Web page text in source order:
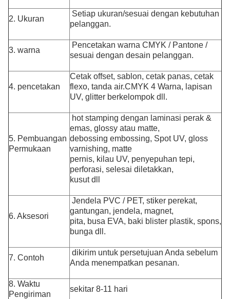
2. Ukuran
Setiap ukuran/sesuai dengan kebutuhan
pelanggan.
3. warna
Pencetakan warna CMYK / Pantone /
sesuai dengan desain pelanggan.
4. pencetakan
Cetak offset, sablon, cetak panas, cetak
flexo, tanda air.CMYK 4 Warna, lapisan
UV, glitter berkelompok dll.
5. Pembuangan
Permukaan
hot stamping dengan laminasi perak &
emas, glossy atau matte,
debossing embossing, Spot UV, gloss
varnishing, matte
pernis, kilau UV, penyepuhan tepi,
perforasi, selesai diletakkan,
kusut dll
6. Aksesori
Jendela PVC / PET, stiker perekat,
gantungan, jendela, magnet,
pita, busa EVA, baki blister plastik, spons,
bunga dll.
7. Contoh
dikirim untuk persetujuan Anda sebelum
Anda menempatkan pesanan.
8. Waktu
Pengiriman
sekitar 8-11 hari